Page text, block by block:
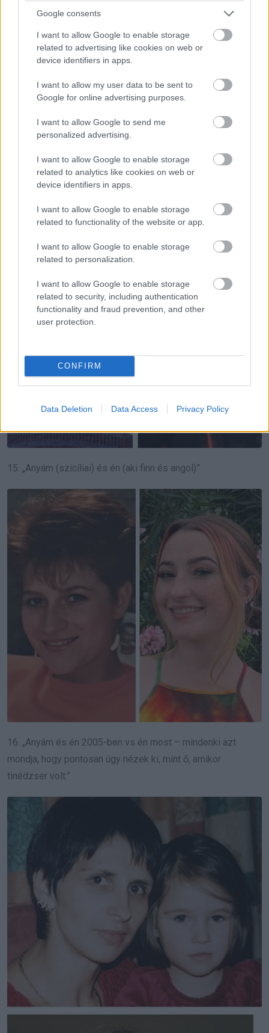
Google consents
I want to allow Google to enable storage
related to advertising like cookies on web or
device identifiers in apps.
I want to allow my user data to be sent to
Google for online advertising purposes.
I want to allow Google to send me
personalized advertising.
I want to allow Google to enable storage
related to analytics like cookies on web or
device identifiers in apps.
I want to allow Google to enable storage
related to functionality of the website or app.
I want to allow Google to enable storage
related to personalization.
I want to allow Google to enable storage
related to security, including authentication
functionality and fraud prevention, and other
user protection.
CONFIRM
Data Deletion Data Access Privacy Policy
14. „Én a 70-es években és a fiam néhány évvel ezelőtt –
köszönöm anyámnak a frufrut!”
15. „Anyám (szicíliai) és én (aki finn és angol)”
16. „Anyám és én 2005-ben vs én most – mindenki azt
mondja, hogy pontosan úgy nézek ki, mint ő, amikor
tinédzser volt.”